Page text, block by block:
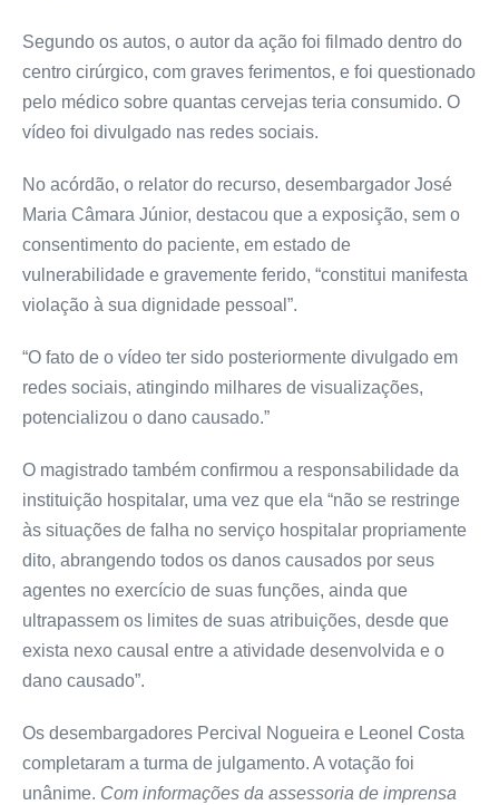
Segundo os autos, o autor da ação foi filmado dentro do
centro cirúrgico, com graves ferimentos, e foi questionado
pelo médico sobre quantas cervejas teria consumido. O
vídeo foi divulgado nas redes sociais.
No acórdão, o relator do recurso, desembargador José
Maria Câmara Júnior, destacou que a exposição, sem o
consentimento do paciente, em estado de
vulnerabilidade e gravemente ferido, “constitui manifesta
violação à sua dignidade pessoal”.
“O fato de o vídeo ter sido posteriormente divulgado em
redes sociais, atingindo milhares de visualizações,
potencializou o dano causado.”
O magistrado também confirmou a responsabilidade da
instituição hospitalar, uma vez que ela “não se restringe
às situações de falha no serviço hospitalar propriamente
dito, abrangendo todos os danos causados por seus
agentes no exercício de suas funções, ainda que
ultrapassem os limites de suas atribuições, desde que
exista nexo causal entre a atividade desenvolvida e o
dano causado”.
Os desembargadores Percival Nogueira e Leonel Costa
completaram a turma de julgamento. A votação foi
unânime. Com informações da assessoria de imprensa